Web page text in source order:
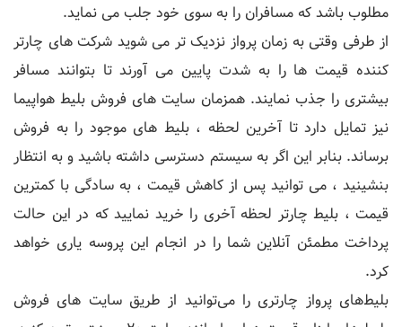
مطلوب باشد که مسافران را به سوی خود جلب می نماید.
از طرفی وقتی به زمان پرواز نزدیک تر می شوید شرکت های چارتر
کننده قیمت ها را به شدت پایین می آورند تا بتوانند مسافر
بیشتری را جذب نمایند. همزمان سایت های فروش بلیط هواپیما
نیز تمایل دارد تا آخرین لحظه ، بلیط های موجود را به فروش
برساند. بنابر این اگر به سیستم دسترسی داشته باشید و به انتظار
بنشینید ، می توانید پس از کاهش قیمت ، به سادگی با کمترین
قیمت ، بلیط چارتر لحظه آخری را خرید نمایید که در این حالت
پرداخت مطمئن آنلاین شما را در انجام این پروسه یاری خواهد
کرد.
بلیط‌های پرواز چارتری را می‌توانید از طریق سایت های فروش